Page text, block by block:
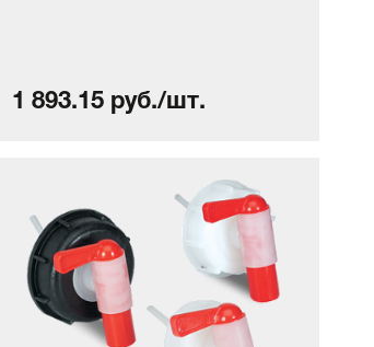
1 893.15 руб./шт.